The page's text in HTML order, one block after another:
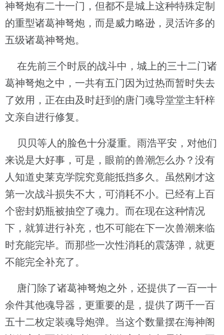
神弩炮有二十一门，但都不是城上这种特殊定制
的重型诸葛神弩炮，而是威力略逊，灵活许多的
五级诸葛神弩炮。
在先前三个时辰的战斗中，城上的三十二门诸
葛神弩炮之中，一共有五门因为过热而暂时失去
了效用，正在由及时赶到的唐门魂导堂堂主轩梓
文亲自进行修复。
贝贝等人的脸色十分凝重。雨浩平安，对他们
来说是大好事，可是，眼前的兽潮怎么办？没有
人知道史莱克学院究竟能抵挡多久。虽然刚才这
第一次战斗损失不大，可消耗不小。已经有上百
个密封奶瓶被抽空了魂力。而在现在这种情况
下，就算进行补充，也不可能在下一次兽潮来临
时充能完毕。而那些一次性消耗的震荡弹，就更
不能完全补充了。
唐门除了诸葛神弩炮之外，还提供了一百一十
余件其他魂导器，更重要的是，提供了两千一百
五十二枚定装魂导炮弹。当这个数量摆在海神阁